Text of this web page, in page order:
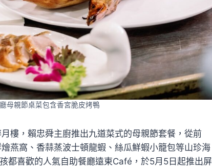
母親節桌菜包含香宮脆皮烤鴨
樓，賴忠舜主廚推出九道菜式的母親節套餐，從前
燕窩、香蒜蒸波士頓龍蝦、絲瓜鮮蝦小籠包等山珍海
都喜歡的人氣自助餐廳遠東Café，於5月5日起推出屏